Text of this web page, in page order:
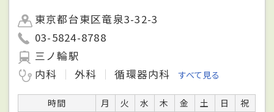
東京都台東区竜泉3-32-3
03-5824-8788
三ノ輪駅
内科
外科 循環器内科 すべて見る
時間 月 火 水 木 金 土 日 祝